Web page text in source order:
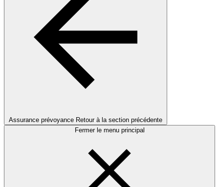
Assurance prévoyance Retour à la section précédente
Fermer le menu principal